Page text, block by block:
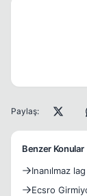
Paylaş:
Benzer Konular
Inanılmaz
Ecsro